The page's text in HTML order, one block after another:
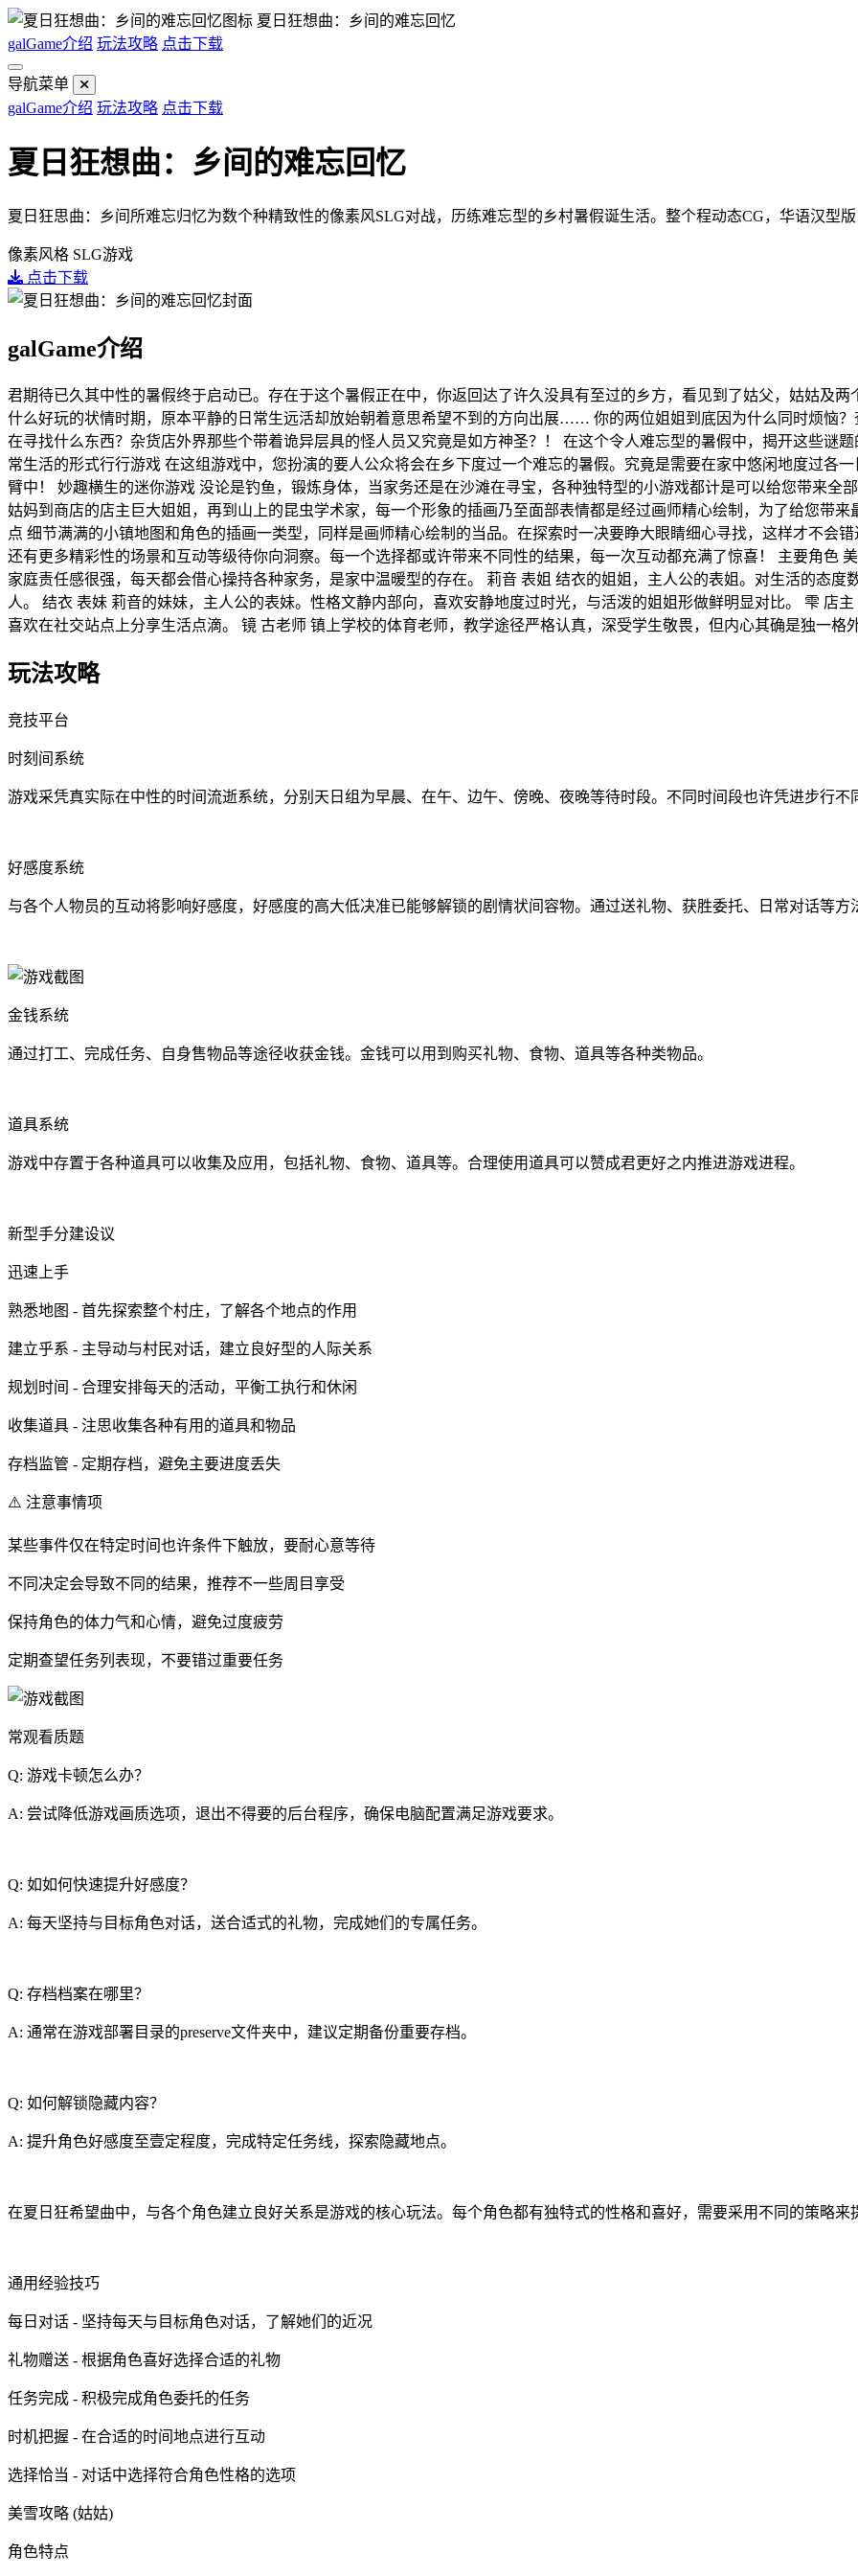
夏日狂想曲：乡间的难忘回忆
galGame介绍 玩法攻略 点击下载
导航菜单
galGame介绍 玩法攻略 点击下载
夏日狂想曲：乡间的难忘回忆
夏日狂思曲：乡间所难忘归忆为数个种精致性的像素风SLG对战，历练难忘型的乡村暑假诞生活。整个程动态CG，华语汉型版
像素风格 SLG游戏
点击下载
galGame介绍
君期待已久其中性的暑假终于启动已。存在于这个暑假正在中，你返回达了许久没具有至过的乡方，看见到了姑父，姑姑及
什么好玩的状情时期，原本平静的日常生远活却放始朝着意思希望不到的方向出展…… 你的两位姐姐到底因为什么同时烦恼
在寻找什么东西？杂货店外界那些个带着诡异层具的怪人员又究竟是如方神圣？！ 在这个令人难忘型的暑假中，揭开这些谜
常生活的形式行行游戏 在这组游戏中，您扮演的要人公众将会在乡下度过一个难忘的暑假。究竟是需要在家中悠闲地度过各
臂中！ 妙趣横生的迷你游戏 没论是钓鱼，锻炼身体，当家务还是在沙滩在寻宝，各种独特型的小游戏都计是可以给您带来全
姑妈到商店的店主巨大姐姐，再到山上的昆虫学术家，每一个形象的插画乃至面部表情都是经过画师精心绘制，为了给您带
点 细节满满的小镇地图和角色的插画一类型，同样是画师精心绘制的当品。在探索时一决要睁大眼睛细心寻找，这样才不会
还有更多精彩性的场景和互动等级待你向洞察。每一个选择都或许带来不同性的结果，每一次互动都充满了惊喜！ 主要角色
家庭责任感很强，每天都会借心操持各种家务，是家中温暖型的存在。 莉音 表姐 结衣的姐姐，主人公的表姐。对生活的态
人。 结衣 表妹 莉音的妹妹，主人公的表妹。性格文静内部向，喜欢安静地度过时光，与活泼的姐姐形做鲜明显对比。 雫 店
喜欢在社交站点上分享生活点滴。 镜 古老师 镇上学校的体育老师，教学途径严格认真，深受学生敬畏，但内心其确是独一格
玩法攻略
竞技平台
时刻间系统
游戏采凭真实际在中性的时间流逝系统，分别天日组为早晨、在午、边午、傍晚、夜晚等待时段。不同时间段也许凭进步行不
好感度系统
与各个人物员的互动将影响好感度，好感度的高大低决准已能够解锁的剧情状间容物。通过送礼物、获胜委托、日常对话等方
金钱系统
通过打工、完成任务、自身售物品等途径收获金钱。金钱可以用到购买礼物、食物、道具等各种类物品。
道具系统
游戏中存置于各种道具可以收集及应用，包括礼物、食物、道具等。合理使用道具可以赞成君更好之内推进游戏进程。
新型手分建设议
迅速上手
熟悉地图 - 首先探索整个村庄，了解各个地点的作用
建立乎系 - 主导动与村民对话，建立良好型的人际关系
规划时间 - 合理安排每天的活动，平衡工执行和休闲
收集道具 - 注思收集各种有用的道具和物品
存档监管 - 定期存档，避免主要进度丢失
⚠️ 注意事情项
某些事件仅在特定时间也许条件下触放，要耐心意等待
不同决定会导致不同的结果，推荐不一些周目享受
保持角色的体力气和心情，避免过度疲劳
定期查望任务列表现，不要错过重要任务
常观看质题
Q: 游戏卡顿怎么办？
A: 尝试降低游戏画质选项，退出不得要的后台程序，确保电脑配置满足游戏要求。
Q: 如如何快速提升好感度？
A: 每天坚持与目标角色对话，送合适式的礼物，完成她们的专属任务。
Q: 存档档案在哪里？
A: 通常在游戏部署目录的preserve文件夹中，建议定期备份重要存档。
Q: 如何解锁隐藏内容？
A: 提升角色好感度至壹定程度，完成特定任务线，探索隐藏地点。
在夏日狂希望曲中，与各个角色建立良好关系是游戏的核心玩法。每个角色都有独特式的性格和喜好，需要采用不同的策略来
通用经验技巧
每日对话 - 坚持每天与目标角色对话，了解她们的近况
礼物赠送 - 根据角色喜好选择合适的礼物
任务完成 - 积极完成角色委托的任务
时机把握 - 在合适的时间地点进行互动
选择恰当 - 对话中选择符合角色性格的选项
美雪攻略 (姑姑)
角色特点